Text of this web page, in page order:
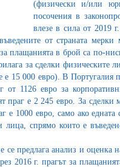
(физически и/или
посочения в
влезе в сила от 2019
от страната мерки
за плащанията в брой са по-
за сделки физическите
е 15 000 евро). В Португалия
1126 евро за
праг е 2 245 евро. За
1000 евро, само ако едната
лица, спрямо които е
предлага анализ и оценка
2016 г. прагът за